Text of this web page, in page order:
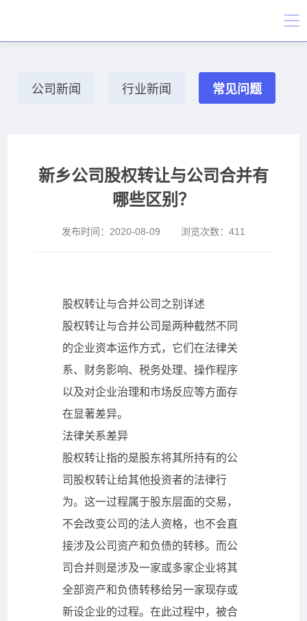
公司新闻 行业新闻 常见问题
新乡公司股权转让与公司合并有
哪些区别？
发布时间： 2020-08-09 浏览次数： 411
股权转让与合并公司之别详述
股权转让与合并公司是两种截然不同
的企业资本运作方式，它们在法律关
系、财务影响、税务处理、操作程序
以及对企业治理和市场反应等方面存
在显著差异。
法律关系差异
股权转让指的是股东将其所持有的公
司股权转让给其他投资者的法律行
为。这一过程属于股东层面的交易，
不会改变公司的法人资格，也不会直
接涉及公司资产和负债的转移。而公
司合并则是涉及一家或多家企业将其
全部资产和负债转移给另一家现存或
新设企业的过程。在此过程中，被合